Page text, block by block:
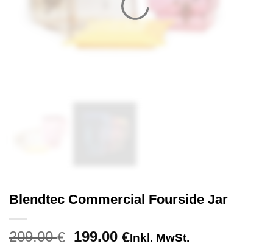
Blendtec Commercial Fourside Jar
209.00€ Ursprünglicher
199.00€Aktueller
Inkl. MwSt.